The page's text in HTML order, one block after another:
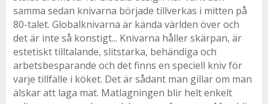
samma sedan knivarna började tillverkas i mitten på
80-talet. Globalknivarna är kända världen över och
det är inte så konstigt... Knivarna håller skärpan, är
estetiskt tilltalande, slitstarka, behändiga och
arbetsbesparande och det finns en speciell kniv för
varje tillfälle i köket. Det är sådant man gillar om man
älskar att laga mat. Matlagningen blir helt enkelt